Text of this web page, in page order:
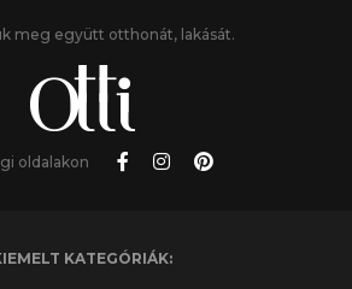
meg együtt otthonát, lakását.
oldalakon
KATEGÓRIÁK: